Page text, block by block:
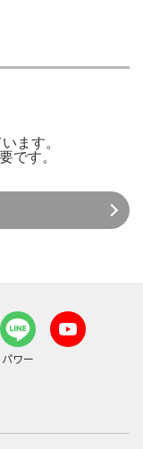
ます。
です。
パワー